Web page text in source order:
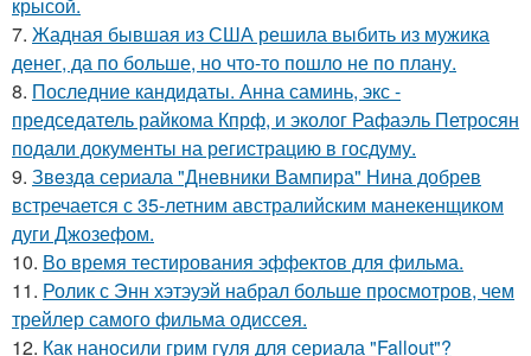
7. Жадная бывшая из США решила выбить из мужика
денег, да по больше, но что-то пошло не по плану.
8. Последние кандидаты. Анна саминь, экс -
председатель райкома Кпрф, и эколог Рафаэль Петросян
подали документы на регистрацию в госдуму.
9. Звeздa сериала "Дневники Вампира" Нина добрев
встречается с 35-летним австралийским манекенщиком
дуги Джозефом.
10. Во время тестирования эффектов для фильма.
11. Ролик с Энн хэтэуэй набрал больше просмотров, чем
трейлер самого фильма одиссея.
12. Как наносили грим гуля для сериала "Fallout"?